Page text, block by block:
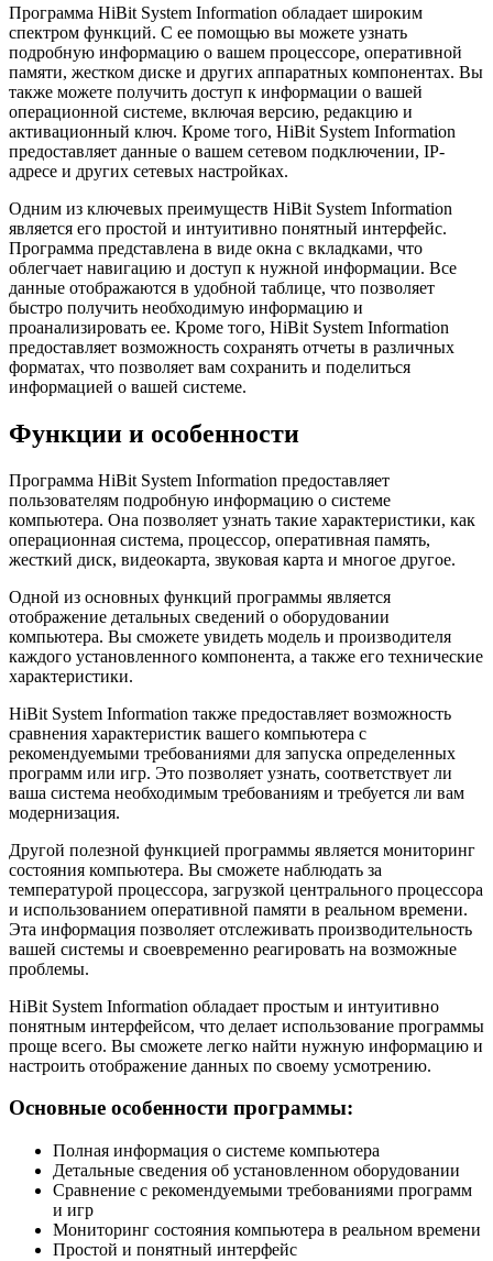
Программа HiBit System Information обладает широким
спектром функций. С ее помощью вы можете узнать
подробную информацию о вашем процессоре, оперативной
памяти, жестком диске и других аппаратных компонентах. Вы
также можете получить доступ к информации о вашей
операционной системе, включая версию, редакцию и
активационный ключ. Кроме того, HiBit System Information
предоставляет данные о вашем сетевом подключении, IP-
адресе и других сетевых настройках.
Одним из ключевых преимуществ HiBit System Information
является его простой и интуитивно понятный интерфейс.
Программа представлена в виде окна с вкладками, что
облегчает навигацию и доступ к нужной информации. Все
данные отображаются в удобной таблице, что позволяет
быстро получить необходимую информацию и
проанализировать ее. Кроме того, HiBit System Information
предоставляет возможность сохранять отчеты в различных
форматах, что позволяет вам сохранить и поделиться
информацией о вашей системе.
Функции и особенности
Программа HiBit System Information предоставляет
пользователям подробную информацию о системе
компьютера. Она позволяет узнать такие характеристики, как
операционная система, процессор, оперативная память,
жесткий диск, видеокарта, звуковая карта и многое другое.
Одной из основных функций программы является
отображение детальных сведений о оборудовании
компьютера. Вы сможете увидеть модель и производителя
каждого установленного компонента, а также его технические
характеристики.
HiBit System Information также предоставляет возможность
сравнения характеристик вашего компьютера с
рекомендуемыми требованиями для запуска определенных
программ или игр. Это позволяет узнать, соответствует ли
ваша система необходимым требованиям и требуется ли вам
модернизация.
Другой полезной функцией программы является мониторинг
состояния компьютера. Вы сможете наблюдать за
температурой процессора, загрузкой центрального процессора
и использованием оперативной памяти в реальном времени.
Эта информация позволяет отслеживать производительность
вашей системы и своевременно реагировать на возможные
проблемы.
HiBit System Information обладает простым и интуитивно
понятным интерфейсом, что делает использование программы
проще всего. Вы сможете легко найти нужную информацию и
настроить отображение данных по своему усмотрению.
Основные особенности программы:
Полная информация о системе компьютера
Детальные сведения об установленном оборудовании
Сравнение с рекомендуемыми требованиями программ
и игр
Мониторинг состояния компьютера в реальном времени
Простой и понятный интерфейс